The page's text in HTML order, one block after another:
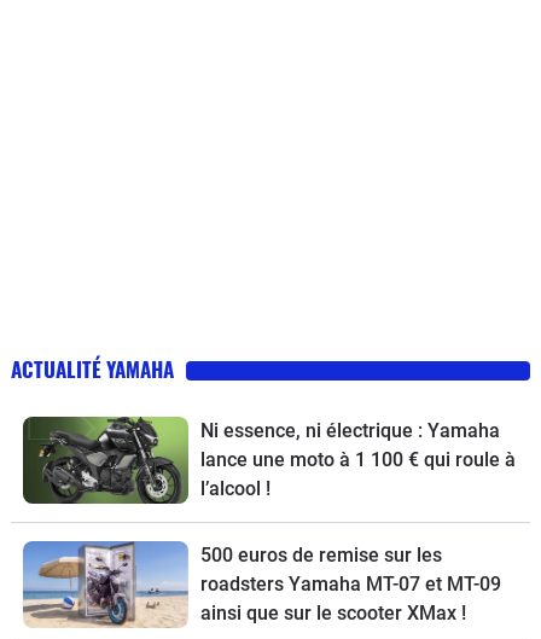
ACTUALITÉ YAMAHA
Ni essence, ni électrique : Yamaha
lance une moto à 1 100 € qui roule à
l’alcool !
500 euros de remise sur les
roadsters Yamaha MT-07 et MT-09
ainsi que sur le scooter XMax !